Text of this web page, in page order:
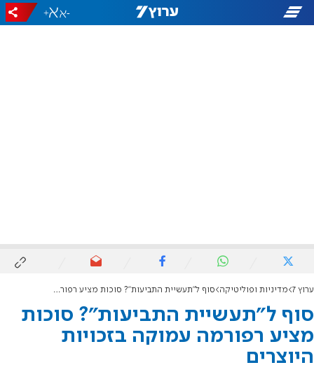
-
+
ערוץ 7 מדיניות ופוליטיקה סוף ל"תעשיית התביעות"? סוכות מציע רפורמה עמוקה בזכויות היוצרים
סוף ל"תעשיית התביעות"? סוכות
מציע רפורמה עמוקה בזכויות
היוצרים